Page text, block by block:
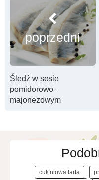
poprzedni
Śledź w sosie
pomidorowo-
majonezowym
cukiniowa tarta